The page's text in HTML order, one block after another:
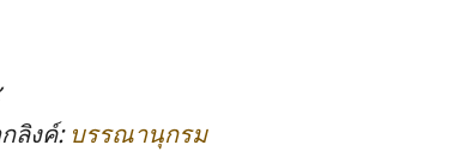
ลิงค์: บรรณานุกรม